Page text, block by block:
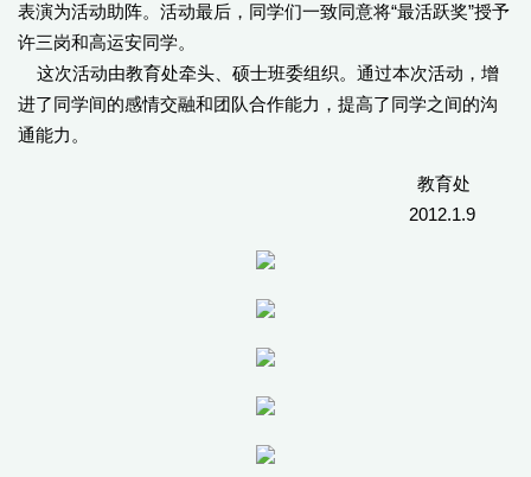
表演为活动助阵。活动最后，同学们一致同意将“最活跃奖”授予
许三岗和高运安同学。
这次活动由教育处牵头、硕士班委组织。通过本次活动，增
进了同学间的感情交融和团队合作能力，提高了同学之间的沟
通能力。
教育处
2012.1.9